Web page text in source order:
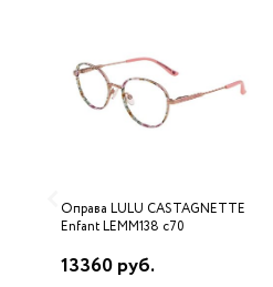
Оправа LULU CASTAGNETTE
Enfant LEMM138 c70
13360 руб.